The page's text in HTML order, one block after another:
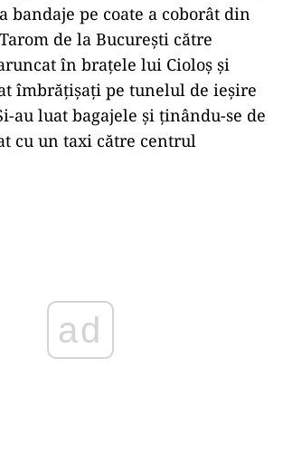
bandaje pe coate a coborât din
de la București către
în brațele lui Cioloș și
îmbrățișați pe tunelul de ieșire
au luat bagajele și ținându-se de
cu un taxi către centrul
ad